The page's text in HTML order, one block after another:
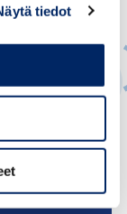
tiedot